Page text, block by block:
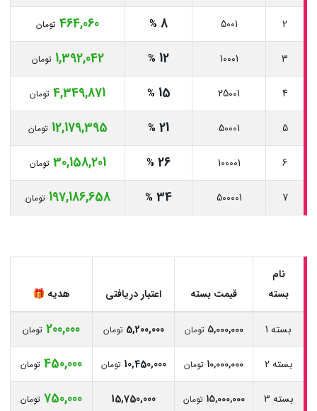
2
5001
8
%
464,060 تومان
3
10001
12
%
1,392,042 تومان
4
25001
15
%
4,349,871 تومان
5
50001
21
%
12,179,395 تومان
6
100001
26
%
30,158,201 تومان
7
500001
34
%
197,186,658 تومان
نام
بسته
قیمت بسته اعتبار دریافتی هدیه 🎁
بسته 1 5,000,000 تومان 5,200,000 تومان 200,000 تومان
بسته 2 10,000,000 تومان 10,450,000 تومان 450,000 تومان
بسته 3 15,000,000 تومان 15,750,000
750,000 تومان